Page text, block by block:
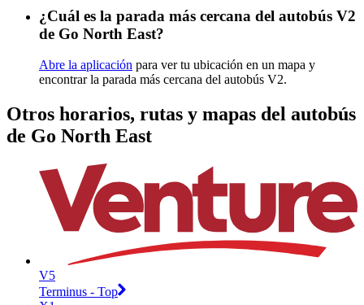
¿Cuál es la parada más cercana del autobús V2
de Go North East?
Abre la aplicación para ver tu ubicación en un mapa y
encontrar la parada más cercana del autobús V2.
Otros horarios, rutas y mapas del autobús
de Go North East
V5
Terminus - Top